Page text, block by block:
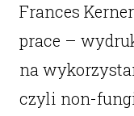
Frances
prace –
na
czyli non-